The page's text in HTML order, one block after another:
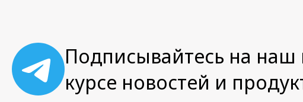
Подписывайтесь на наш
курсе новостей и